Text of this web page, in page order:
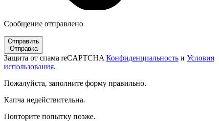
Сообщение отправлено
Отправить
Отправка
Защита от спама reCAPTCHA Конфиденциальность и Условия
использования.
Пожалуйста, заполните форму правильно.
Капча недействительна.
Повторите попытку позже.